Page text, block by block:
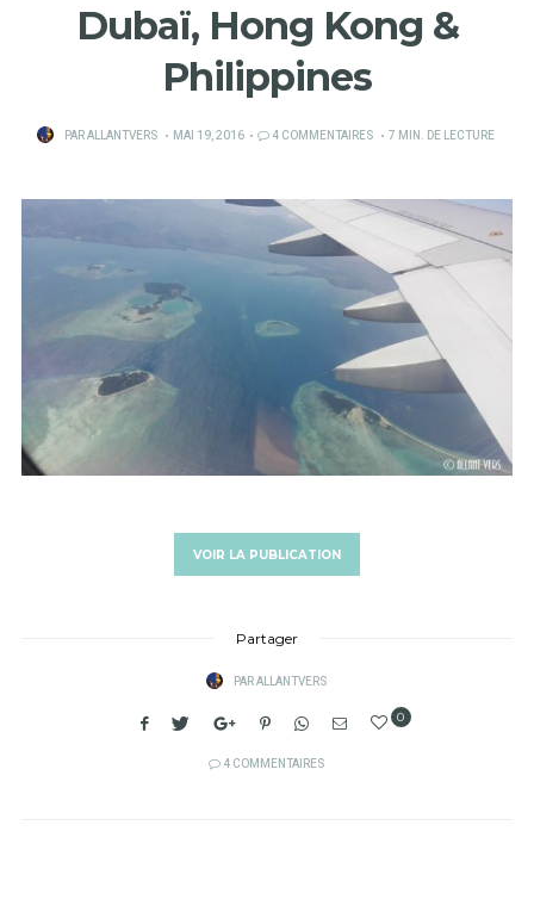
Dubaï, Hong Kong &
Philippines
PARALLANTVERS
PUBLIÉ
MAI 19, 2016 4 COMMENTAIRES 7 MIN. DE LECTURE
VOIR LA PUBLICATION
Partager
PARALLANTVERS
0
4 COMMENTAIRES